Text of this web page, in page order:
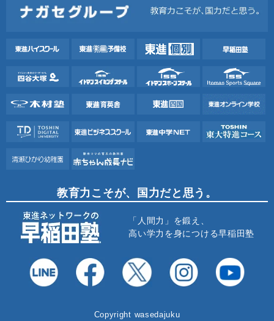
教育力こそが、国力だと思う。
「人間力」を鍛え、
高い学力を身につける早稲田塾
Copyright wasedajuku